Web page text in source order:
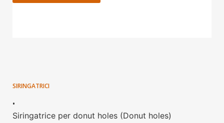
SIRINGATRICI
•
Siringatrice per donut holes (Donut holes)